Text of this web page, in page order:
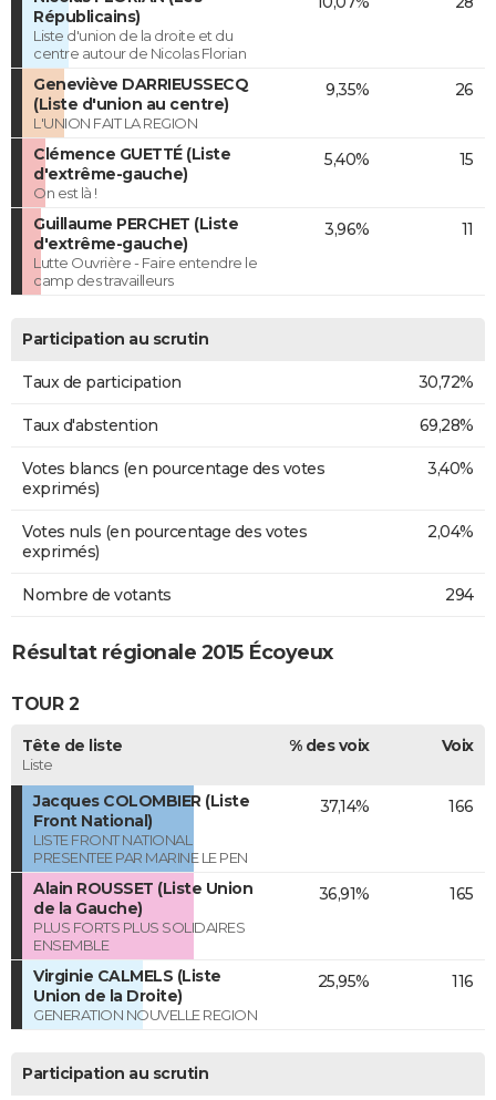
Républicains)
Liste d'union de la droite et du
centre autour de Nicolas Florian
Geneviève DARRIEUSSECQ
(Liste d'union au centre)
L'UNION FAIT LA REGION
9,35% 26
Clémence GUETTÉ (Liste
d'extrême-gauche)
On est là !
5,40% 15
Guillaume PERCHET (Liste
d'extrême-gauche)
Lutte Ouvrière - Faire entendre le
camp des travailleurs
3,96% 11
Participation au scrutin
Taux de participation 30,72%
Taux d'abstention 69,28%
Votes blancs (en pourcentage des votes
exprimés)
3,40%
Votes nuls (en pourcentage des votes
exprimés)
2,04%
Nombre de votants 294
Résultat régionale 2015 Écoyeux
TOUR 2
Tête de liste
Liste
% des voix Voix
Jacques COLOMBIER (Liste
Front National)
LISTE FRONT NATIONAL
PRESENTEE PAR MARINE LE PEN
37,14% 166
Alain ROUSSET (Liste Union
de la Gauche)
PLUS FORTS PLUS SOLIDAIRES
ENSEMBLE
36,91% 165
Virginie CALMELS (Liste
Union de la Droite)
GENERATION NOUVELLE REGION
25,95% 116
Participation au scrutin